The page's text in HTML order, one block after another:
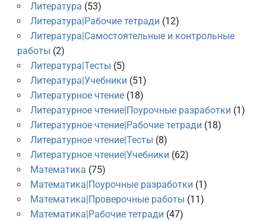
Литература (53)
Литература|Рабочие тетради (12)
Литература|Самостоятельные и контрольные
работы (2)
Литература|Тесты (5)
Литература|Учебники (51)
Литературное чтение(18)
Литературное чтение|Поурочные разработки (1)
Литературное чтение|Рабочие тетради (18)
Литературное чтение|Тесты (8)
Литературное чтение|Учебники (62)
Математика (75)
Математика|Поурочные разработки (1)
Математика|Проверочные работы (11)
Математика|Рабочие тетради (47)